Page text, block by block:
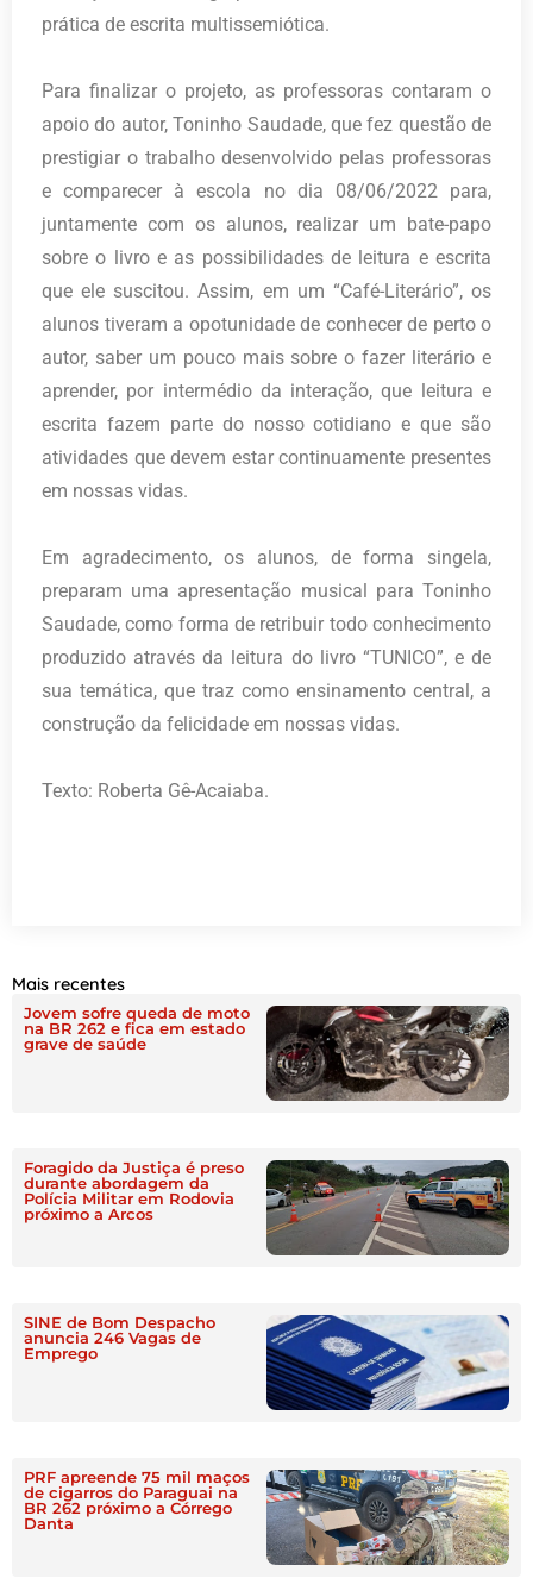
prática de escrita multissemiótica.
Para finalizar o projeto, as professoras contaram o
apoio do autor, Toninho Saudade, que fez questão de
prestigiar o trabalho desenvolvido pelas professoras
e comparecer à escola no dia 08/06/2022 para,
juntamente com os alunos, realizar um bate-papo
sobre o livro e as possibilidades de leitura e escrita
que ele suscitou. Assim, em um “Café-Literário”, os
alunos tiveram a opotunidade de conhecer de perto o
autor, saber um pouco mais sobre o fazer literário e
aprender, por intermédio da interação, que leitura e
escrita fazem parte do nosso cotidiano e que são
atividades que devem estar continuamente presentes
em nossas vidas.
Em agradecimento, os alunos, de forma singela,
preparam uma apresentação musical para Toninho
Saudade, como forma de retribuir todo conhecimento
produzido através da leitura do livro “TUNICO”, e de
sua temática, que traz como ensinamento central, a
construção da felicidade em nossas vidas.
Texto: Roberta Gê-Acaiaba.
Mais recentes
Jovem sofre queda de moto
na BR 262 e fica em estado
grave de saúde
Foragido da Justiça é preso
durante abordagem da
Polícia Militar em Rodovia
próximo a Arcos
SINE de Bom Despacho
anuncia 246 Vagas de
Emprego
PRF apreende 75 mil maços
de cigarros do Paraguai na
BR 262 próximo a Córrego
Danta